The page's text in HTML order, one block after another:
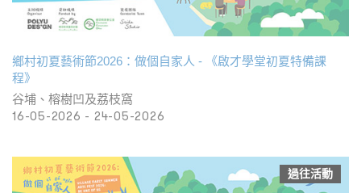
鄉村初夏藝術節2026：做個自家人 - 《啟才學堂初夏特備課
程》
谷埔、榕樹凹及荔枝窩
16-05-2026 - 24-05-2026
過往活動